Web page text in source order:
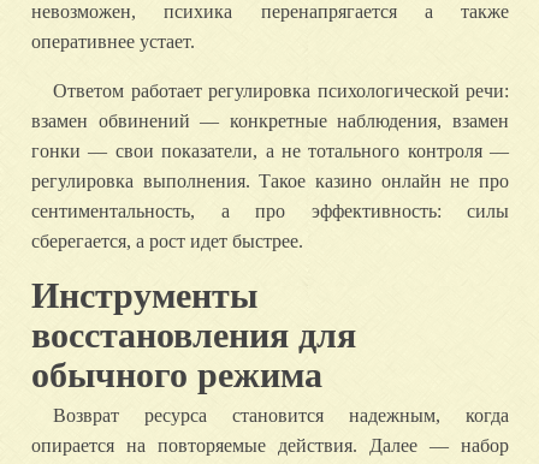
невозможен, психика перенапрягается а также
оперативнее устает.
Ответом работает регулировка психологической речи:
взамен обвинений — конкретные наблюдения, взамен
гонки — свои показатели, а не тотального контроля —
регулировка выполнения. Такое казино онлайн не про
сентиментальность, а про эффективность: силы
сберегается, а рост идет быстрее.
Инструменты
восстановления для
обычного режима
Возврат ресурса становится надежным, когда
опирается на повторяемые действия. Далее — набор